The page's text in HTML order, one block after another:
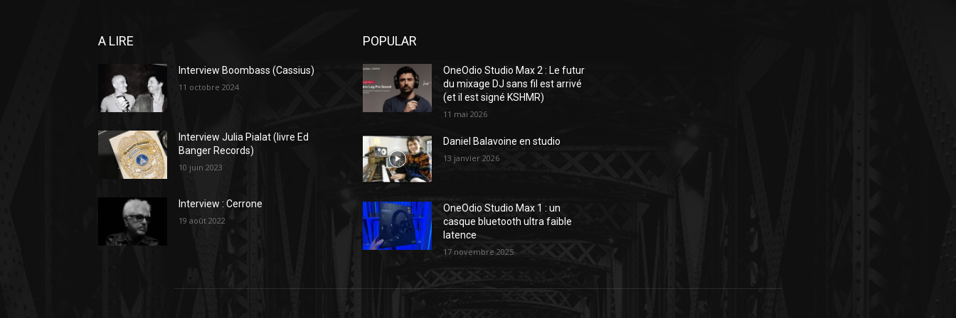
A LIRE
Interview Boombass (Cassius)
11 octobre 2024
Interview Julia Pialat (livre Ed
Banger Records)
10 juin 2023
Interview : Cerrone
19 août 2022
POPULAR
OneOdio Studio Max 2 : Le futur
du mixage DJ sans fil est arrivé
(et il est signé KSHMR)
11 mai 2026
Daniel Balavoine en studio
13 janvier 2026
OneOdio Studio Max 1 : un
casque bluetooth ultra faible
latence
17 novembre 2025